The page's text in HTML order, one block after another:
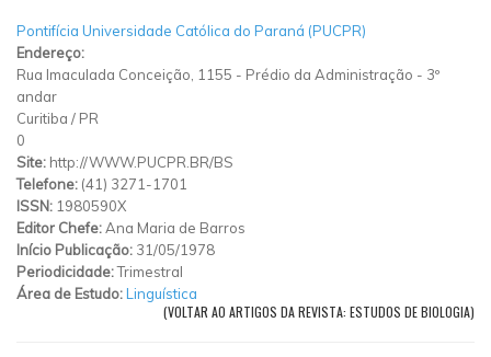
Pontifícia Universidade Católica do Paraná (PUCPR)
Endereço:
Rua Imaculada Conceição, 1155 - Prédio da Administração - 3º
andar
Curitiba / PR
0
Site: http://WWW.PUCPR.BR/BS
Telefone: (41) 3271-1701
ISSN: 1980590X
Editor Chefe:Ana Maria de Barros
Início Publicação: 31/05/1978
Periodicidade:Trimestral
Área de Estudo:Linguística
(VOLTAR AO ARTIGOS DA REVISTA: ESTUDOS DE BIOLOGIA)